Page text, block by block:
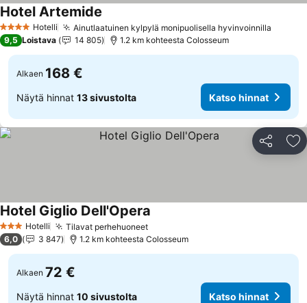
4 Tähtiluokitus
Hotelli Ainutlaatuinen kylpylä monipuolisella hyvinvoinnilla
Hotel Artemide
9,5 Loistava 14 805 1.2 km kohteesta Colosseum
Alkaen 168 €
Näytä hinnat 13 sivustolta Katso hinnat
Jaa
3 Tähtiluokitus
Hotelli Tilavat perhehuoneetKatso hinnat
Hotel Giglio Dell'Opera
6,0 3 847 1.2 km kohteesta Colosseum
Alkaen 72 €
Näytä hinnat 10 sivustolta Katso hinnat